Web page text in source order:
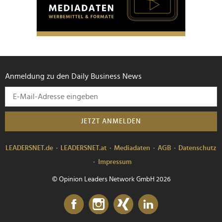
personalisieren, Funktionen für soziale Medien anbieten
zu können und die Zugriffe auf unsere Website zu
analysieren. Außerdem geben wir Informationen zu Ihrer
soziale Medien, Werbung und Analysen weiter. Unsere
weiteren Daten zusammen, die Sie ihnen bereitgestellt
haben oder die sie im Rahmen Ihrer Nutzung der Dienste
gesammelt haben.
Anmeldung zu den Daily Business News
JETZT ANMELDEN
LEADERSNET.de LEADERSNET.at Mediadaten AGB
Datenschutz
Impressum
© Opinion Leaders Network GmbH 2026